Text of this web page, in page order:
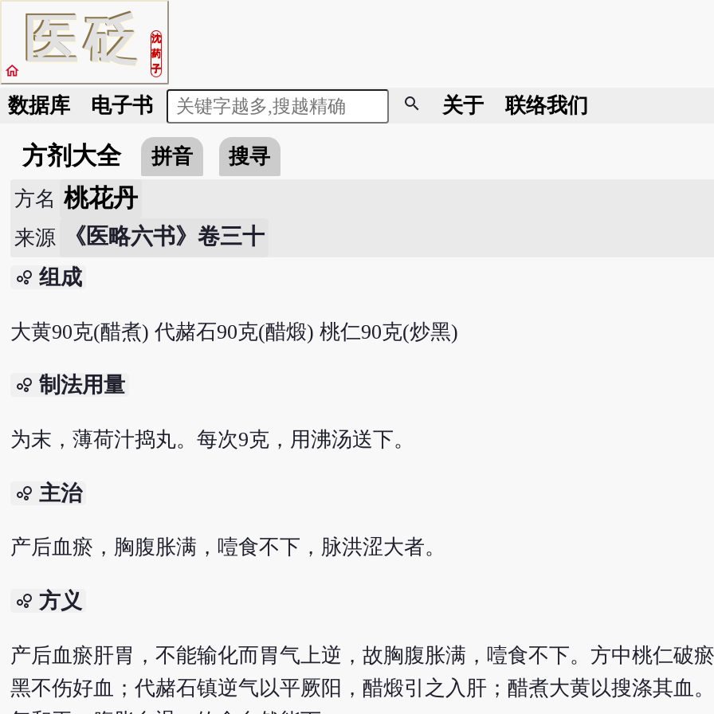
医砭
沈
药
子
home
数据库 电子书 search 关于 联络我们
方剂大全 拼音 搜寻
方名 桃花丹
来源 《医略六书》卷三十
bubble_chart 组成
大黄90克(醋煮) 代赭石90克(醋煅) 桃仁90克(炒黑)
bubble_chart 制法用量
为末，薄荷汁捣丸。每次9克，用沸汤送下。
bubble_chart 主治
产后血瘀，胸腹胀满，噎食不下，脉洪涩大者。
bubble_chart 方义
产后血瘀肝胃，不能输化而胃气上逆，故胸腹胀满，噎食不下。方中桃仁破
黑不伤好血；代赭石镇逆气以平厥阳，醋煅引之入肝；醋煮大黄以搜涤其血